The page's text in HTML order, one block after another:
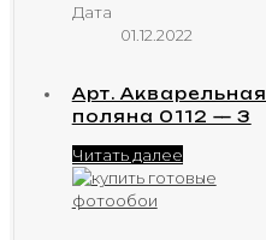
Дата
01.12.2022
Арт. Акварельная
поляна 0112 — 3
Читать далее